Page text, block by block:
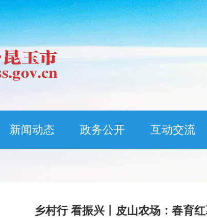
新闻动态 政务公开 互动交流
乡村行 看振兴丨皮山农场：春育